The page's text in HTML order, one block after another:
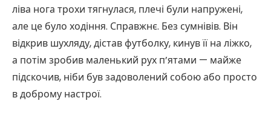
ліва нога трохи тягнулася, плечі були напружені,
але це було ходіння. Справжнє. Без сумнівів. Він
відкрив шухляду, дістав футболку, кинув її на ліжко,
а потім зробив маленький рух п’ятами — майже
підскочив, ніби був задоволений собою або просто
в доброму настрої.